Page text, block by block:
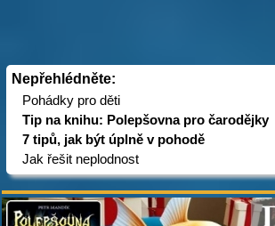
Nepřehlédněte:
Pohádky pro děti
Tip na knihu: Polepšovna pro čarodějky
7 tipů, jak být úplně v pohodě
Jak řešit neplodnost